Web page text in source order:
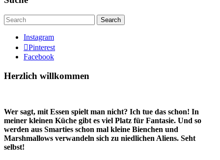
Search
Instagram
Pinterest
Facebook
Herzlich willkommen
Wer sagt, mit Essen spielt man nicht? Ich tue das schon! In
meiner kleinen Küche gibt es viel Platz für Fantasie. Und so
werden aus Smarties schon mal kleine Bienchen und
Marshmallows verwandeln sich zu niedlichen Aliens. Seht
selbst!